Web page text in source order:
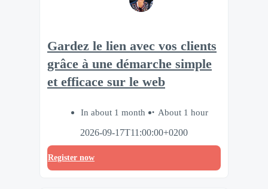
Gardez le lien avec vos clients
grâce à une démarche simple
et efficace sur le web
In about 1 month
About 1 hour
2026-09-17T11:00:00+0200
Register now